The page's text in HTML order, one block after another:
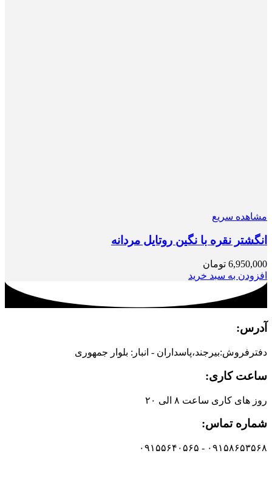
مشاهده سریع
انگشتر نقره با نگین روتایل مردانه
6,950,000 تومان
افزودن به سبد خرید
آدرس:
دفترفروش:بیرجند،پاسداران - انبار: بلوار جمهوری
ساعت کاری:
روز های کاری ساعت ۸ الی ۲۰
شماره تماس:
۰۹۱۵۸۶۵۳۵۶۸ - ۰۹۱۵۵۶۴۰۵۶۵